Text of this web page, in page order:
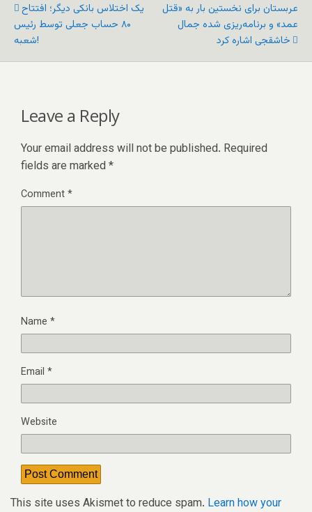
یک اختلاس بانکی دیگر؛ افتتاح
۸۰ حساب جعلی توسط رئیس
شعبه!
عربستان برای نخستین بار به «قتل
عمد» و برنامه‌ریزی شده جمال
خاشقجی اشاره کرد
Leave a Reply
Your email address will not be published. Required
fields are marked *
Comment*
Name *
Email *
Website
This site uses Akismet to reduce spam. Learn how your